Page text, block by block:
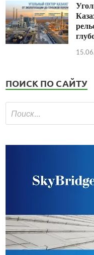
ПОИСК ПО САЙТУ